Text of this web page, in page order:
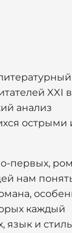
XXI
анализ
острыми
первых,
нам
каждый
язык и стиль